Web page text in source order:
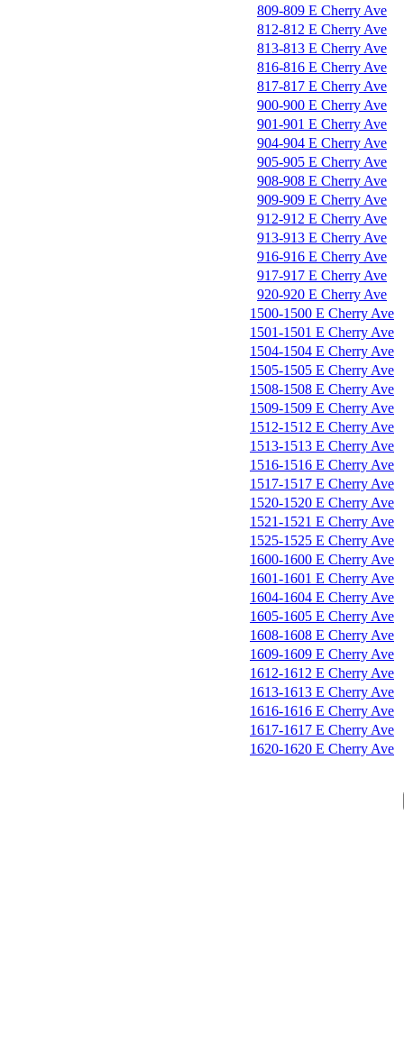
809-809 E Cherry Ave
812-812 E Cherry Ave
813-813 E Cherry Ave
816-816 E Cherry Ave
817-817 E Cherry Ave
900-900 E Cherry Ave
901-901 E Cherry Ave
904-904 E Cherry Ave
905-905 E Cherry Ave
908-908 E Cherry Ave
909-909 E Cherry Ave
912-912 E Cherry Ave
913-913 E Cherry Ave
916-916 E Cherry Ave
917-917 E Cherry Ave
920-920 E Cherry Ave
1500-1500 E Cherry Ave
1501-1501 E Cherry Ave
1504-1504 E Cherry Ave
1505-1505 E Cherry Ave
1508-1508 E Cherry Ave
1509-1509 E Cherry Ave
1512-1512 E Cherry Ave
1513-1513 E Cherry Ave
1516-1516 E Cherry Ave
1517-1517 E Cherry Ave
1520-1520 E Cherry Ave
1521-1521 E Cherry Ave
1525-1525 E Cherry Ave
1600-1600 E Cherry Ave
1601-1601 E Cherry Ave
1604-1604 E Cherry Ave
1605-1605 E Cherry Ave
1608-1608 E Cherry Ave
1609-1609 E Cherry Ave
1612-1612 E Cherry Ave
1613-1613 E Cherry Ave
1616-1616 E Cherry Ave
1617-1617 E Cherry Ave
1620-1620 E Cherry Ave